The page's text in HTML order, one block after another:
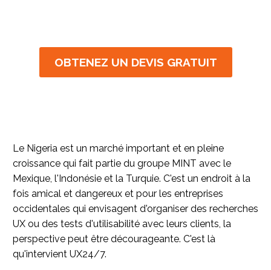
OBTENEZ UN DEVIS GRATUIT
Le Nigeria est un marché important et en pleine
croissance qui fait partie du groupe MINT avec le
Mexique, l'Indonésie et la Turquie. C'est un endroit à la
fois amical et dangereux et pour les entreprises
occidentales qui envisagent d'organiser des recherches
UX ou des tests d'utilisabilité avec leurs clients, la
perspective peut être décourageante. C'est là
qu'intervient UX24/7.